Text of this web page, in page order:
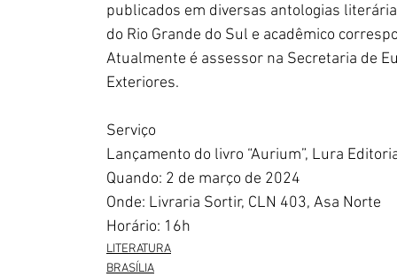
publicados em diversas antologias
do Rio Grande do Sul e acadêmico
Atualmente é assessor na Secretaria de
Exteriores.
Serviço
Lançamento do livro “Aurium”, Lura
Quando: 2 de março de 2024
Onde: Livraria Sortir, CLN 403, Asa Norte
Horário: 16h
LITERATURA
BRASÍLIA